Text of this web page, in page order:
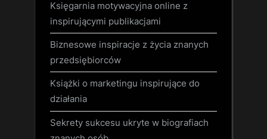
Księgarnia motywacyjna online z
inspirującymi publikacjami
Biznesowe inspiracje z życia znanych
przedsiębiorców
Książki o marketingu inspirujące do
działania
Sekrety sukcesu ukryte w biografiach